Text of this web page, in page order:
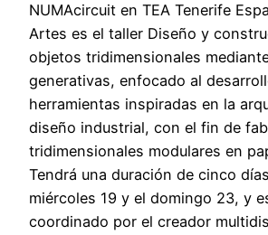
NUMAcircuit en TEA Tenerife
Artes es el taller Diseño y
objetos tridimensionales
generativas, enfocado al
herramientas inspiradas en la
diseño industrial, con el fin de
tridimensionales modulares en
Tendrá una duración de cinco
miércoles 19 y el domingo 23, y
coordinado por el creador